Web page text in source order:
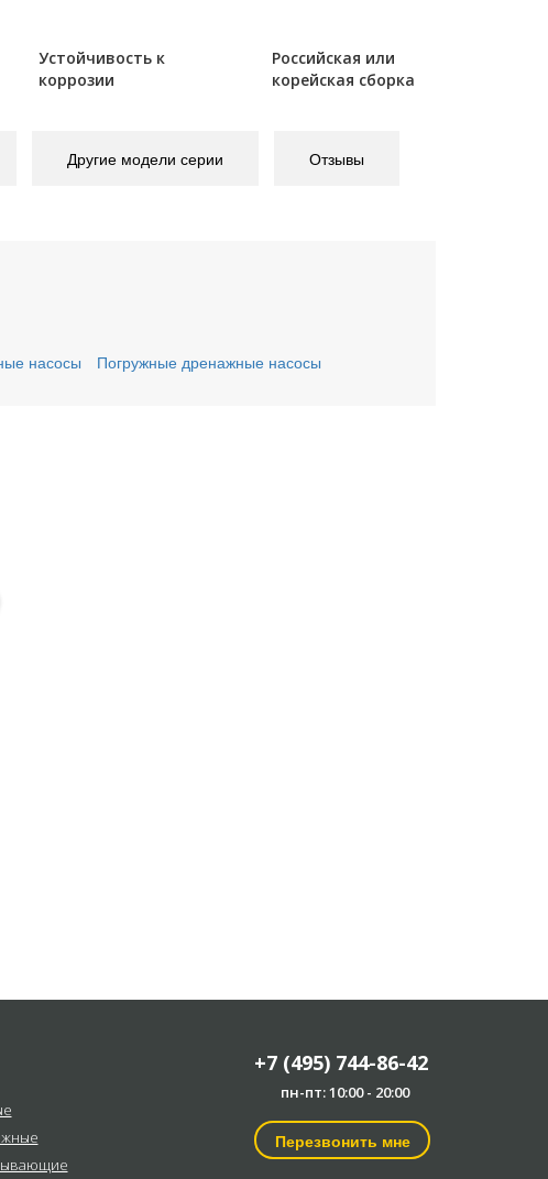
Устойчивость к
коррозии
Российская или
корейская сборка
Другие модели серии Отзывы
насосы Погружные дренажные насосы
+7 (495) 744-86-42
пн-пт: 10:00 - 20:00
Перезвонить мне